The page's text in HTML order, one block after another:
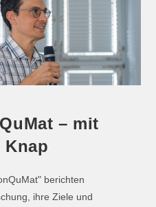
– mit
Knap
berichten
ihre Ziele und